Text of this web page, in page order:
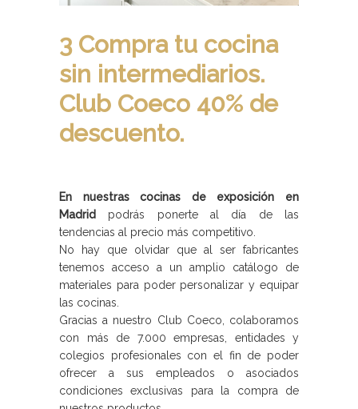
3 Compra tu cocina
sin intermediarios.
Club Coeco 40% de
descuento.
En nuestras cocinas de exposición en
Madrid
podrás ponerte al día de las
tendencias al precio más competitivo.
No hay que olvidar que al ser fabricantes
tenemos acceso a un amplio catálogo de
materiales para poder personalizar y equipar
las cocinas.
Gracias a nuestro Club Coeco, colaboramos
con más de 7.000 empresas, entidades y
colegios profesionales con el fin de poder
ofrecer a sus empleados o asociados
condiciones exclusivas para la compra de